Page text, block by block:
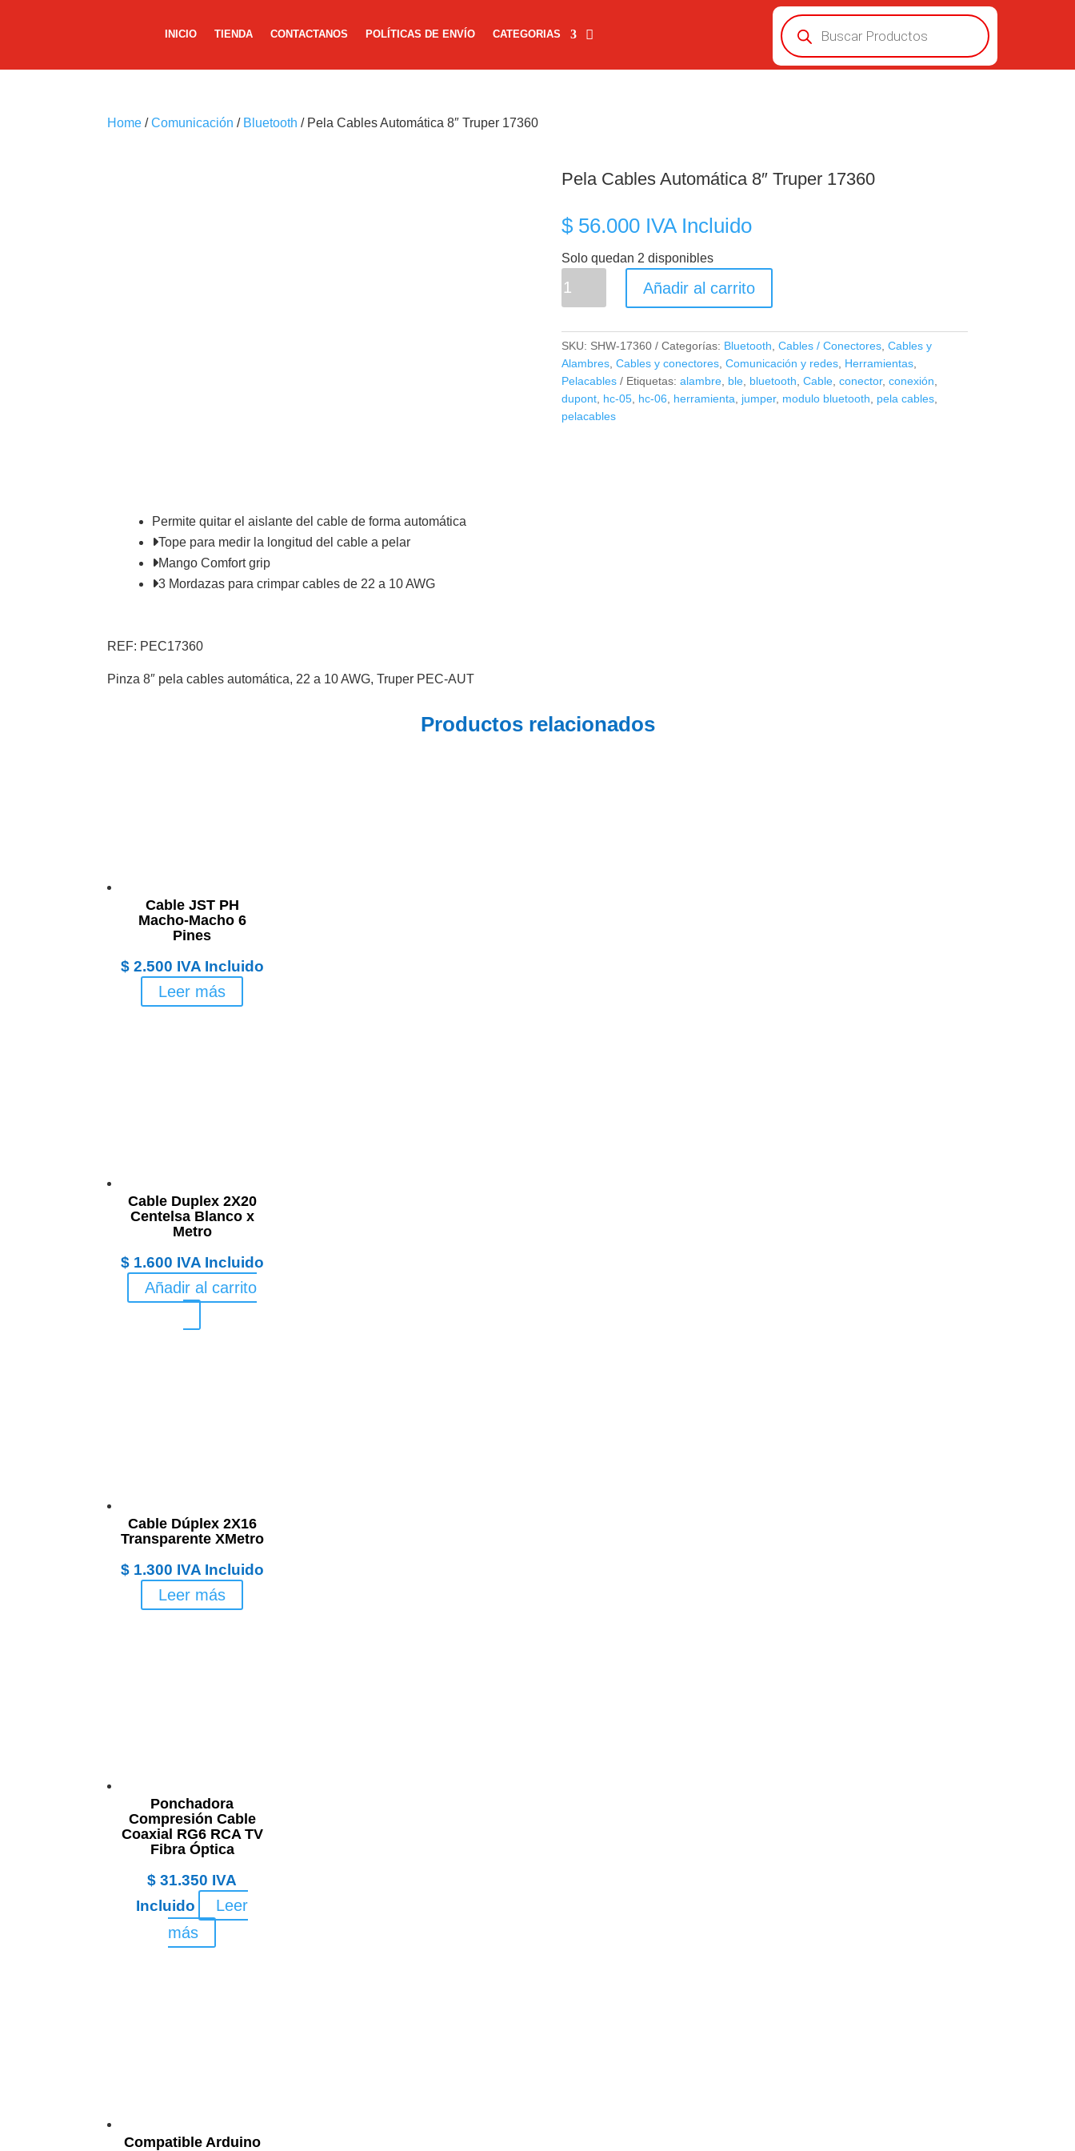
INICIO TIENDA CONTACTANOS POLÍTICAS DE ENVÍO CATEGORIAS
Búsqueda
de
productos
Home /Comunicación / Bluetooth / Pela Cables Automática 8″ Truper 17360
Pela Cables Automática 8″ Truper 17360
$56.000 IVA Incluido
Solo quedan 2 disponibles
Cables
Truper
17360
cantidad
Añadir al carrito
SKU: SHW-17360 Categorías: Bluetooth Cables / Conectores, Cables y
Alambres, Cables y conectores, Comunicación y redes, Herramientas,
Pelacables
Etiquetas: alambre, ble, bluetooth Cable, conector, conexión
dupont, hc-05, hc-06 herramienta jumper, modulo bluetooth pela cables,
pelacables
Permite quitar el aislante del cable de forma automática
Tope para medir la longitud del cable a pelar
Mango Comfort grip
3 Mordazas para crimpar cables de 22 a 10 AWG
REF: PEC17360
Pinza 8″ pela cables automática, 22 a 10 AWG, Truper PEC-AUT
Productos relacionados
Cable JST PH
Macho-Macho 6
Pines
$2.500 IVA Incluido
Leer más
Cable Duplex 2X20
Centelsa Blanco x
Metro
$1.600 IVA Incluido
Añadir al carrito
Cable Dúplex 2X16
Transparente XMetro
$1.300 IVA Incluido
Leer más
Ponchadora
Compresión Cable
Coaxial RG6 RCA TV
Fibra Óptica
$ 31.350 IVA
Incluido
Leer
más
Compatible Arduino